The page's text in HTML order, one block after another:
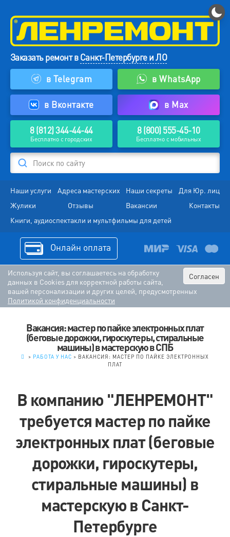
Заказать ремонт вСанкт-Петербурге и ЛО
в Telegram
в WhatsApp
в Вконтакте в Max
8 (812) 344-44-44
Бесплатно с городских
8 (800) 555-45-10
Бесплатно с мобильных
Поиск по сайту
Наши услуги Адреса мастерских Наши секреты
Для Юр. лиц
Жулики
Отзывы Вакансии
Контакты
Книги, аудиоспектакли и мультфильмы для детей
Онлайн оплата
Согласен
Используя сайт, вы соглашаетесь на обработку
данных в Cookies для корректной работы сайта,
вашей персонализации и других целей, предусмотренных
Политикой конфиденциальности
Вакансия: мастер по пайке электронных плат
(беговые дорожки, гироскутеры, стиральные
машины) в мастерскую в СПБ
> РАБОТА У НАС > ВАКАНСИЯ: МАСТЕР ПО ПАЙКЕ ЭЛЕКТРОННЫХ
ПЛАТ
В компанию "ЛЕНРЕМОНТ"
требуется мастер по пайке
электронных плат (беговые
дорожки, гироскутеры,
стиральные машины) в
мастерскую в Санкт-
Петербурге